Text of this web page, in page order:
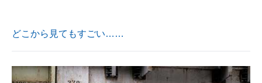
どこから見てもすごい……